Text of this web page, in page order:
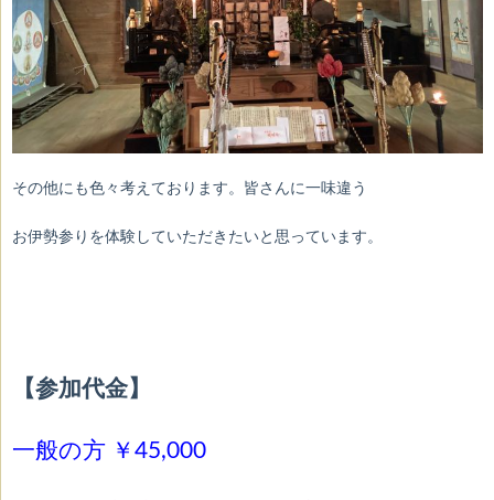
その他にも色々考えております。皆さんに一味違う
お伊勢参りを体験していただきたいと思っています。
【参加代金】
一般の方 ￥45,000